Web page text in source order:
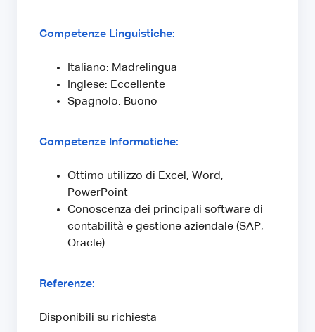
Competenze Linguistiche:
Italiano: Madrelingua
Inglese: Eccellente
Spagnolo: Buono
Competenze Informatiche:
Ottimo utilizzo di Excel, Word,
PowerPoint
Conoscenza dei principali software di
contabilità e gestione aziendale (SAP,
Oracle)
Referenze:
Disponibili su richiesta